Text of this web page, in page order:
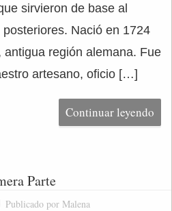
sirvieron de base al
Nació en 1724
región alemana. Fue
artesano, oficio […]
Continuar leyendo
Parte
Publicado por Malena